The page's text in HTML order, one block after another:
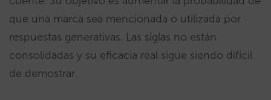
que una marca sea mencionada o utilizada por
respuestas generativas. Las siglas no están
consolidadas y su eficacia real sigue siendo difícil
de demostrar.